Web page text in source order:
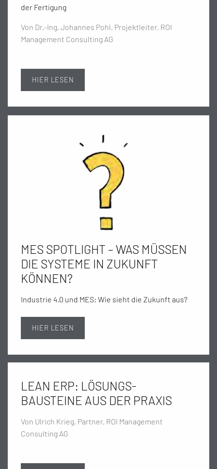
der Fertigung
Von Dr.-Ing. Johannes Pohl, Projektleiter, ROI
Management Consulting AG
HIER LESEN
MES SPOTLIGHT – WAS MÜSSEN
DIE SYSTEME IN ZUKUNFT
KÖNNEN?
Industrie 4.0 und MES: Wie sieht die Zukunft aus?
HIER LESEN
LEAN ERP: LÖSUNGS-
BAUSTEINE AUS DER PRAXIS
Von Ulrich Krieg, Partner, ROI Management
Consulting AG